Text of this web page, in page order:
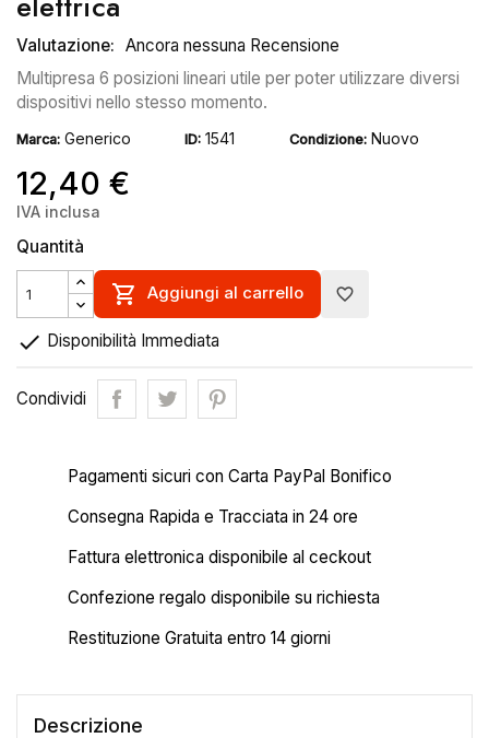
Valutazione: Ancora nessuna Recensione
Multipresa 6 posizioni lineari utile per poter utilizzare diversi
dispositivi nello stesso momento.
Marca: Generico ID: 1541 Condizione: Nuovo
12,40 €
IVA inclusa
Quantità
 Aggiungi al carrello favorite_border
 Disponibilità Immediata
Condividi
Pagamenti sicuri con Carta PayPal Bonifico
Consegna Rapida e Tracciata in 24 ore
Fattura elettronica disponibile al ceckout
Confezione regalo disponibile su richiesta
Restituzione Gratuita entro 14 giorni
Descrizione